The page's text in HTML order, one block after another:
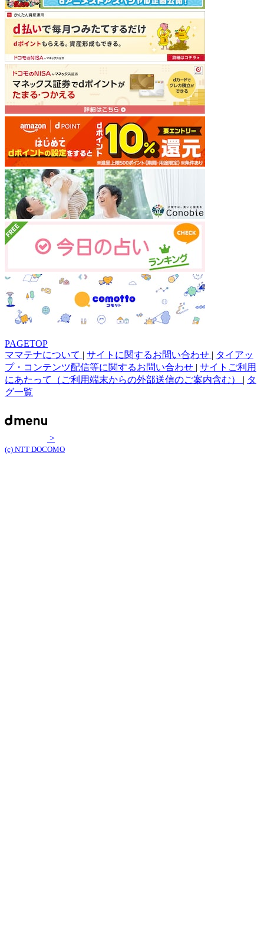
PAGETOP
ママテナについて | サイトに関するお問い合わせ | タイアッ
プ・コンテンツ配信等に関するお問い合わせ | サイトご利用
にあたって（ご利用端末からの外部送信のご案内含む） | タ
グ一覧
>
(c) NTT DOCOMO